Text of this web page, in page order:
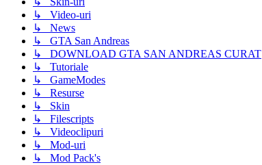
↳ Video-uri
↳ News
↳ GTA San Andreas
↳ DOWNLOAD GTA SAN ANDREAS CURAT
↳ Tutoriale
↳ GameModes
↳ Resurse
↳ Skin
↳ Filescripts
↳ Videoclipuri
↳ Mod-uri
↳ Mod Pack's